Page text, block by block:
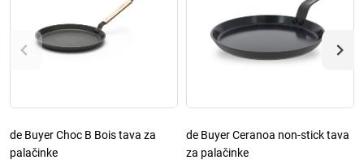
de Buyer Choc B Bois tava za
palačinke
de Buyer Ceranoa non-stick tava
za palačinke